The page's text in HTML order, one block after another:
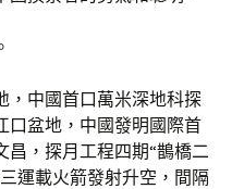
，中國首口萬米深地科探
口盆地，中國發明國際首
昌，探月工程四期“鵲橋二
運載火箭發射升空，間隔